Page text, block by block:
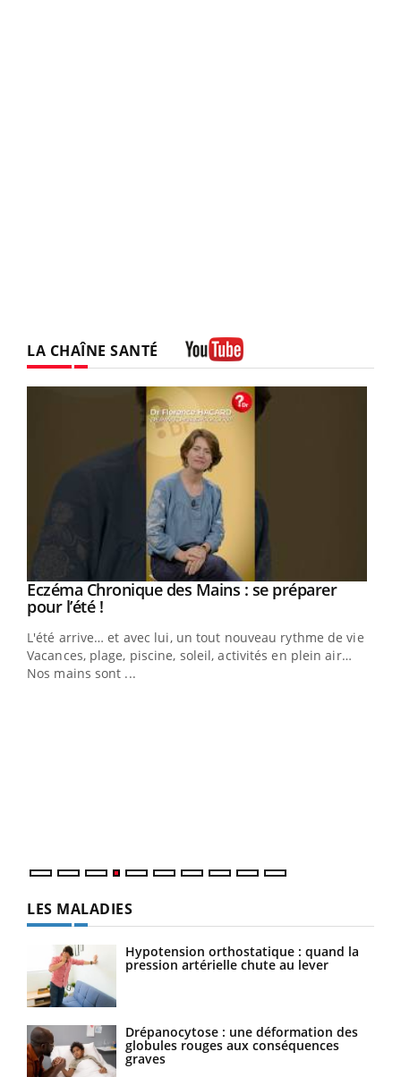
LA CHAÎNE SANTÉ
Youtube
Eczéma Chronique des Mains : se préparer
pour l’été !Youtube
L'été arrive… et avec lui, un tout nouveau rythme de vie !
Vacances, plage, piscine, soleil, activités en plein air…
Nos mains sont ...
LES MALADIES
Hypotension orthostatique : quand la
pression artérielle chute au lever
Drépanocytose : une déformation des
globules rouges aux conséquences
graves